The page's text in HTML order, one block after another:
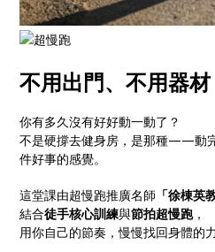
不用出門、不用器
你有多久沒有好好動一動了？
不是硬撐去健身房，是那種——動
件好事的感覺。
這堂課由超慢跑推廣名師 「徐棟英
結合徒手核心訓練與節拍超慢跑，
用你自己的節奏，慢慢找回身體的力